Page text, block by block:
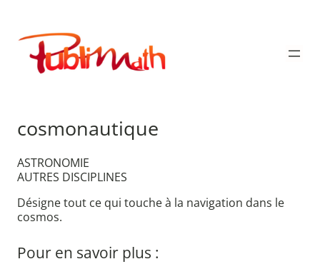
contenu
Publimath
cosmonautique
ASTRONOMIE
AUTRES DISCIPLINES
Désigne tout ce qui touche à la navigation dans le
cosmos.
Pour en savoir plus :